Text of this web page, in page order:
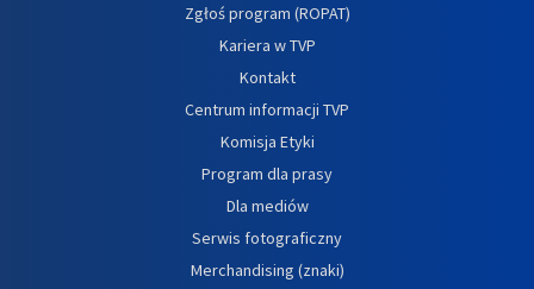
Zgłoś program (ROPAT)
Kariera w TVP
Kontakt
Centrum informacji TVP
Komisja Etyki
Program dla prasy
Dla mediów
Serwis fotograficzny
Merchandising (znaki)